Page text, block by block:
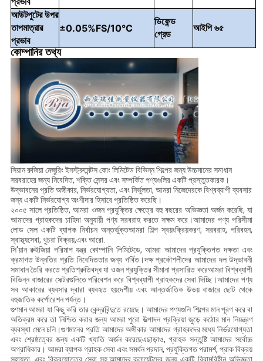
আউটপুটের উপর
তাপমাত্রার
প্রভাব
±0.05%FS/10°C
ডিফেন্ড
গ্রেড
আইপি ৬৫
কোম্পানির তথ্য
সিয়ান রুজিয়া মেজুরিং ইনস্ট্রুমেন্টস কোং লিমিটেড বিভিন্ন শিল্পের জন্য উচ্চমানের সমাধান
সরবরাহের জন্য নিবেদিত, শক্তি সেন্সর এবং সম্পর্কিত পণ্যগুলির একটি প্রস্তুতকারক।
উদ্ভাবনের প্রতি অঙ্গীকার, নির্ভরযোগ্যতা, এবং নির্ভুলতা, আমরা নিজেদেরকে বিশ্বব্যাপী ব্যবসার
জন্য একটি নির্ভরযোগ্য অংশীদার হিসাবে প্রতিষ্ঠিত করেছি।
২০০৫ সালে প্রতিষ্ঠিত, আমরা ওজন প্রযুক্তির ক্ষেত্রে বহু বছরের অভিজ্ঞতা অর্জন করেছি, যা
আমাদের গ্রাহকদের চাহিদা অনুযায়ী পণ্য সরবরাহ করতে সক্ষম করে।আমাদের পণ্য পরিসীমা
লোড সেল একটি ব্যাপক নির্বাচন অন্তর্ভুক্তআমরা শিল্প স্বয়ংক্রিয়করণ, সরবরাহ, পরিবহন,
স্বাস্থ্যসেবা, খুচরা বিক্রয়,এবং আরো.
সি'য়ান রুইজিয়া পরিমাপ যন্ত্র কোম্পানি লিমিটেডে, আমরা আমাদের প্রযুক্তিগত দক্ষতা এবং
ক্রমাগত উন্নতির প্রতি নিবেদিততার জন্য গর্বিত।দক্ষ প্রকৌশলীদের আমাদের দল উদ্ভাবনী
সমাধান তৈরি করতে প্রতিশ্রুতিবদ্ধ যা ওজন প্রযুক্তির সীমানা প্রসারিত করেআমরা বিশ্বব্যাপী
বিভিন্ন বাজারের সেক্টরগুলিতে পরিবেশন করে বিশ্বব্যাপী গ্রাহকদের সেবা দিচ্ছি।আমাদের পণ্য
সব আকারের ব্যবসার দ্বারা ব্যবহৃত হয়দেশীয় এবং আন্তর্জাতিক উভয় বাজারে ছোট থেকে
বহুজাতিক কর্পোরেশন পর্যন্ত।
গুণমান আমরা যা কিছু করি তার কেন্দ্রবিন্দুতে রয়েছে। আমাদের পণ্যগুলি শিল্পের মান পূরণ করে বা
অতিক্রম করে তা নিশ্চিত করার জন্য আমরা পুরো উত্পাদন প্রক্রিয়া জুড়ে কঠোর মান নিয়ন্ত্রণ
ব্যবস্থা মেনে চলি।গুণমানের প্রতি আমাদের অঙ্গীকার আমাদের গ্রাহকদের মধ্যে নির্ভরযোগ্যতা
এবং শ্রেষ্ঠত্বের জন্য একটি খ্যাতি অর্জন করেছেএছাড়াও, গ্রাহক সন্তুষ্টি আমাদের সর্বোচ্চ
অগ্রাধিকার। আমরা ব্যাপক গ্রাহক সেবা এবং সমর্থন প্রদান, প্রযুক্তিগত পরামর্শ, প্রাক বিক্রয়